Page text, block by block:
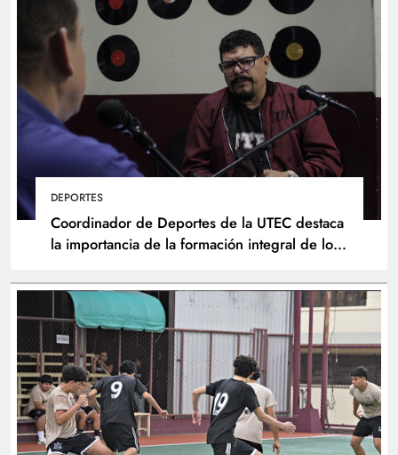
DEPORTES
Coordinador de Deportes de la UTEC destaca
la importancia de la formación integral de los